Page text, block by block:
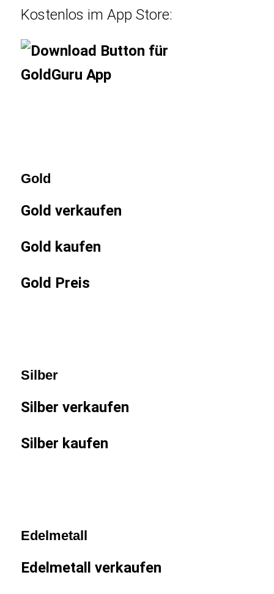
Kostenlos im App Store:
Gold
Gold verkaufen
Gold kaufen
Gold Preis
Silber
Silber verkaufen
Silber kaufen
Edelmetall
Edelmetall verkaufen